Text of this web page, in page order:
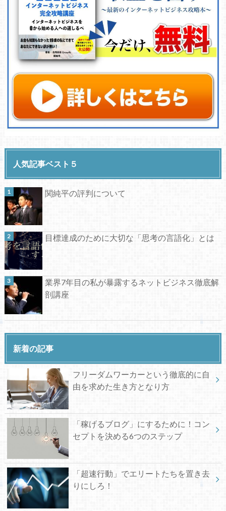
人気記事ベスト５
関純平の評判について
目標達成のために大切な「思考の言語化」とは
業界7年目の私が暴露するネットビジネス徹底解
剖講座
新着の記事
フリーダムワーカーという徹底的に自
由を求めた生き方となり方
「稼げるブログ」にするために！コン
セプトを決める6つのステップ
「超速行動」でエリートたちを置き去
りにしろ！